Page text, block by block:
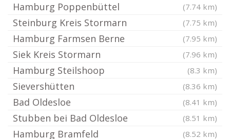
Hamburg Poppenbüttel (7.74 km)
Steinburg Kreis Stormarn (7.75 km)
Hamburg Farmsen Berne (7.95 km)
Siek Kreis Stormarn (7.96 km)
Hamburg Steilshoop (8.3 km)
Sievershütten (8.36 km)
Bad Oldesloe (8.41 km)
Stubben bei Bad Oldesloe (8.51 km)
Hamburg Bramfeld (8.52 km)